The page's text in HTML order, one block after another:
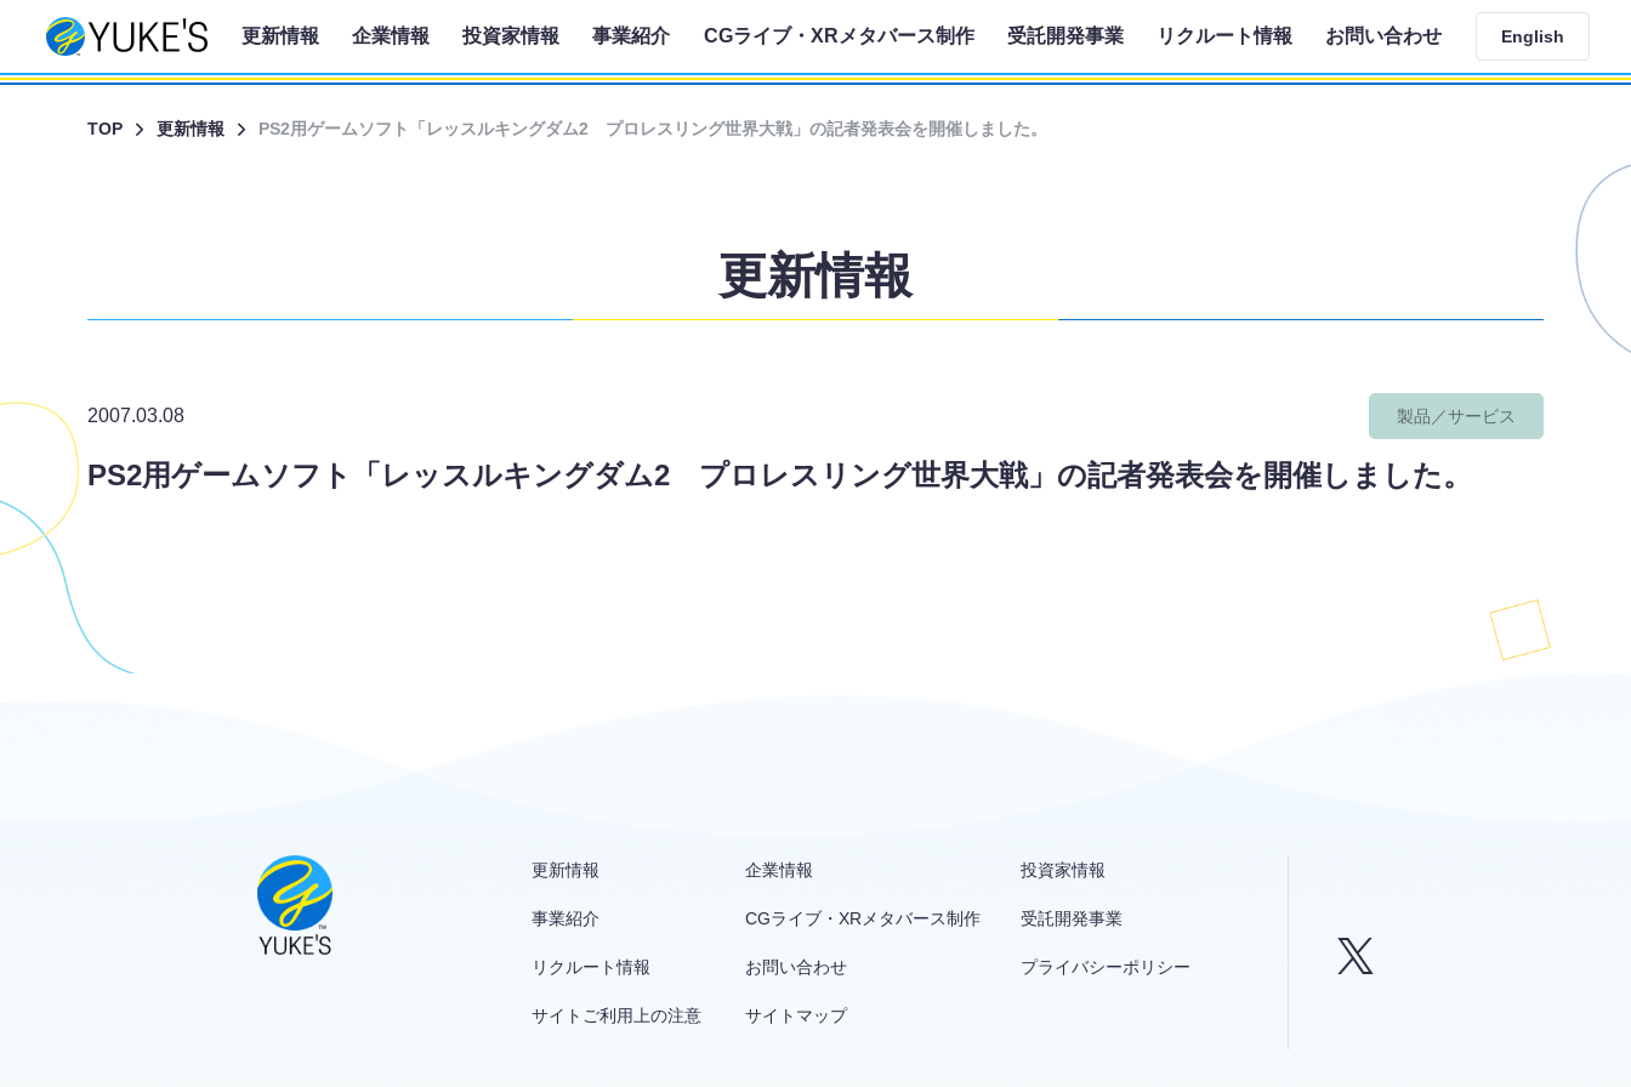
更新情報 企業情報 投資家情報 事業紹介 CGライブ・XRメタバース制作 受託開発事業 リクルート情報 お問い合わせ English
TOP 更新情報 PS2用ゲームソフト「レッスルキングダム2 プロレスリング世界大戦」の記者発表会を開催しました。
更新情報
2007.03.08 製品／サービス
PS2用ゲームソフト「レッスルキングダム2 プロレスリング世界大戦」の記者発表会を開催しました。
更新情報 企業情報 投資家情報
事業紹介 CGライブ・XRメタバース制作 受託開発事業
リクルート情報 お問い合わせ プライバシーポリシー
サイトご利用上の注意 サイトマップ